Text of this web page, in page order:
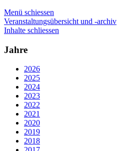
Menü schiessen
Veranstaltungsübersicht und -archiv
Inhalte schliessen
Jahre
2026
2025
2024
2023
2022
2021
2020
2019
2018